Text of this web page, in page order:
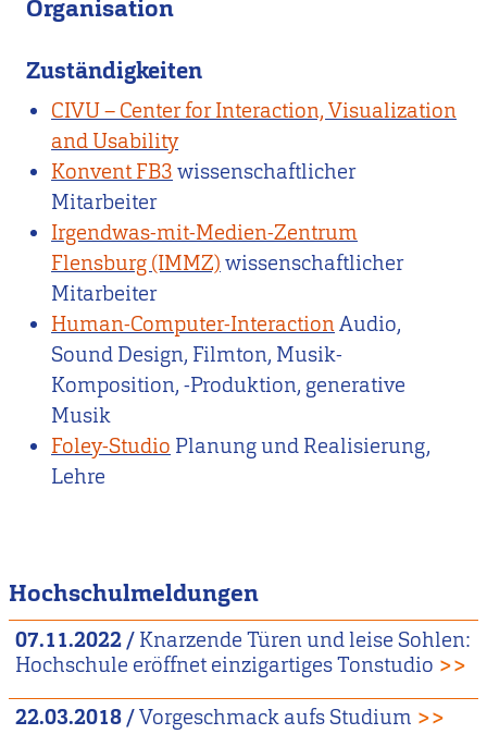
Organisation
Zuständigkeiten
CIVU – Center for Interaction, Visualization
and Usability
Konvent FB3 wissenschaftlicher
Mitarbeiter
Irgendwas-mit-Medien-Zentrum
Flensburg (IMMZ) wissenschaftlicher
Mitarbeiter
Human-Computer-InteractionAudio,
Sound Design, Filmton, Musik-
Komposition, -Produktion, generative
Musik
Foley-Studio Planung und Realisierung,
Lehre
Hochschulmeldungen
07.11.2022 / Knarzende Türen und leise Sohlen:
Hochschule eröffnet einzigartiges Tonstudio >>
22.03.2018/Vorgeschmack aufs Studium >>